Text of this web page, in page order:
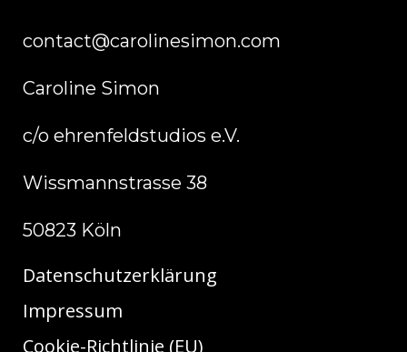
contact@carolinesimon.com
Caroline Simon
c/o ehrenfeldstudios e.V.
Wissmannstrasse 38
50823 Köln
Datenschutzerklärung
Impressum
Cookie-Richtlinie (EU)